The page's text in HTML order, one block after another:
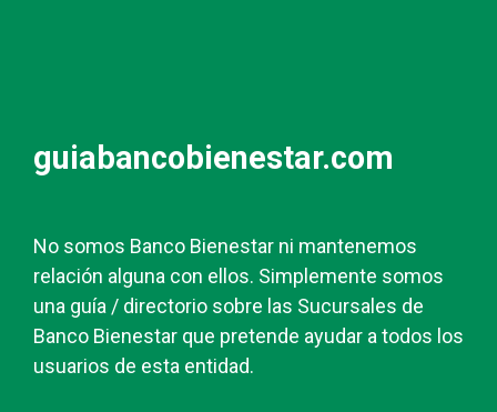
guiabancobienestar.com
No somos Banco Bienestar ni mantenemos
relación alguna con ellos. Simplemente somos
una guía / directorio sobre las Sucursales de
Banco Bienestar que pretende ayudar a todos los
usuarios de esta entidad.